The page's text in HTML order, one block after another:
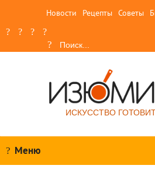
Новости Рецепты Советы
ИСКУССТВО
Меню